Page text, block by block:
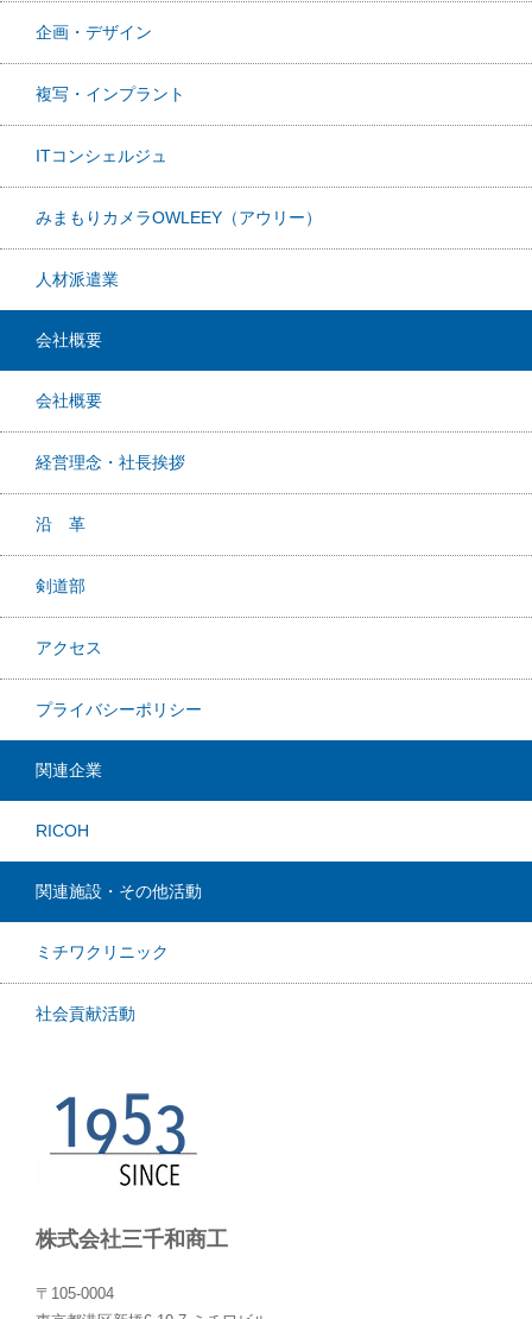
企画・デザイン
複写・インプラント
ITコンシェルジュ
みまもりカメラOWLEEY（アウリー）
人材派遣業
会社概要
会社概要
経営理念・社長挨拶
沿 革
剣道部
アクセス
プライバシーポリシー
関連企業
RICOH
関連施設・その他活動
ミチワクリニック
社会貢献活動
株式会社三千和商工
〒105-0004